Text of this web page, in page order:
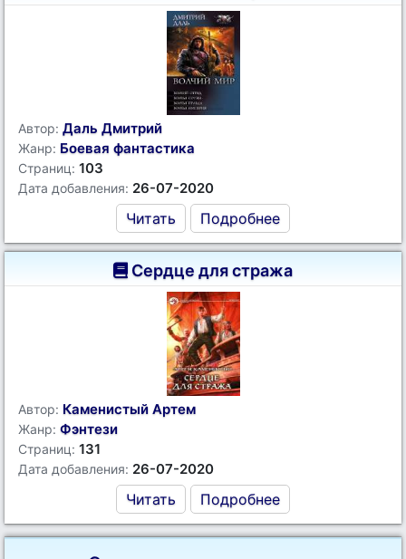
Автор: Даль Дмитрий
Жанр: Боевая фантастика
Страниц: 103
Дата добавления: 26-07-2020
Читать Подробнее
Сердце для стража
Автор: Каменистый Артем
Жанр: Фэнтези
Страниц: 131
Дата добавления: 26-07-2020
Читать Подробнее